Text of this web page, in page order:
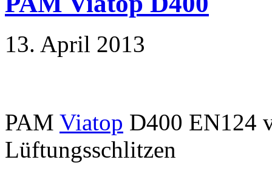
13. April 2013
PAM Viatop D400 EN124
Lüftungsschlitzen